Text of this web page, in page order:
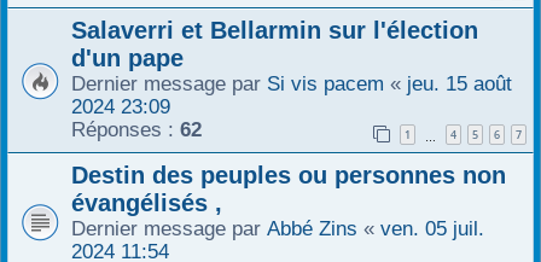
Salaverri et Bellarmin sur l'élection
d'un pape
Dernier message par Si vis pacem « jeu. 15 août
2024 23:09
Réponses : 62 1 4 5 6 7
Destin des peuples ou personnes non
évangélisés ,
Dernier message par Abbé Zins « ven. 05 juil.
2024 11:54